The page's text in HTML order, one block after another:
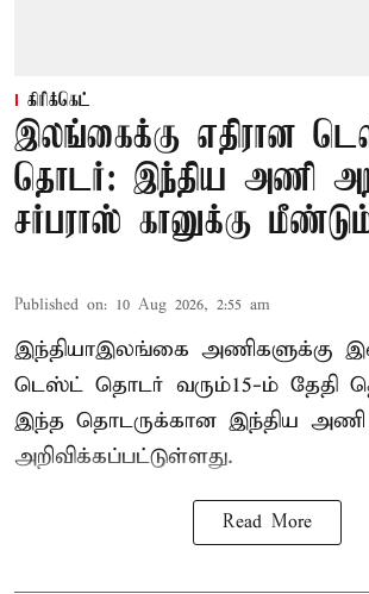
கிரிக்கெட்
இலங்கைக்கு எதிரான
தொடர்: இந்திய அணி
சர்பராஸ் கானுக்கு
Published on: 10 Aug 2026, 2:55 am
இந்தியா–இலங்கை அணிகளுக்கு
டெஸ்ட் தொடர் வரும்15-ம் தேதி
இந்த தொடருக்கான இந்திய அணி
அறிவிக்கப்பட்டுள்ளது.
Read More